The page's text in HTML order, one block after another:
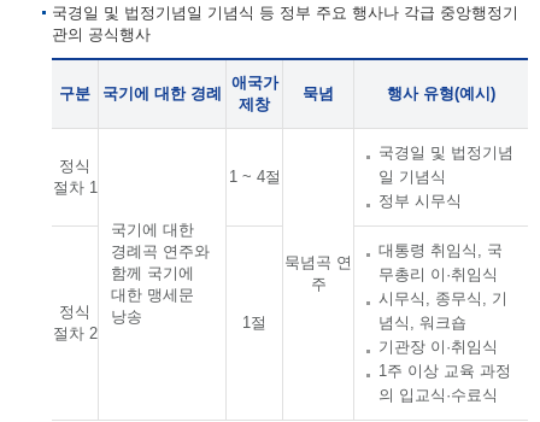
국경일 및 법정기념일 기념식 등 정부 주요 행사나 각급 중앙행정기
관의 공식행사
구분 국기에 대한 경례
애국가
제창
묵념 행사 유형(예시)
정식
절차 1
국기에 대한
경례곡 연주와
함께 국기에
대한 맹세문
낭송
1 ~ 4절
묵념곡 연
주
국경일 및 법정기념
일 기념식
정부 시무식
정식
절차 2
1절
대통령 취임식, 국
무총리 이·취임식
시무식, 종무식, 기
념식, 워크숍
기관장 이·취임식
1주 이상 교육 과정
의 입교식·수료식